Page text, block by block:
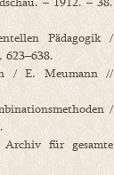
Pädagogik /
/ E. Meumann //
/
für gesamte